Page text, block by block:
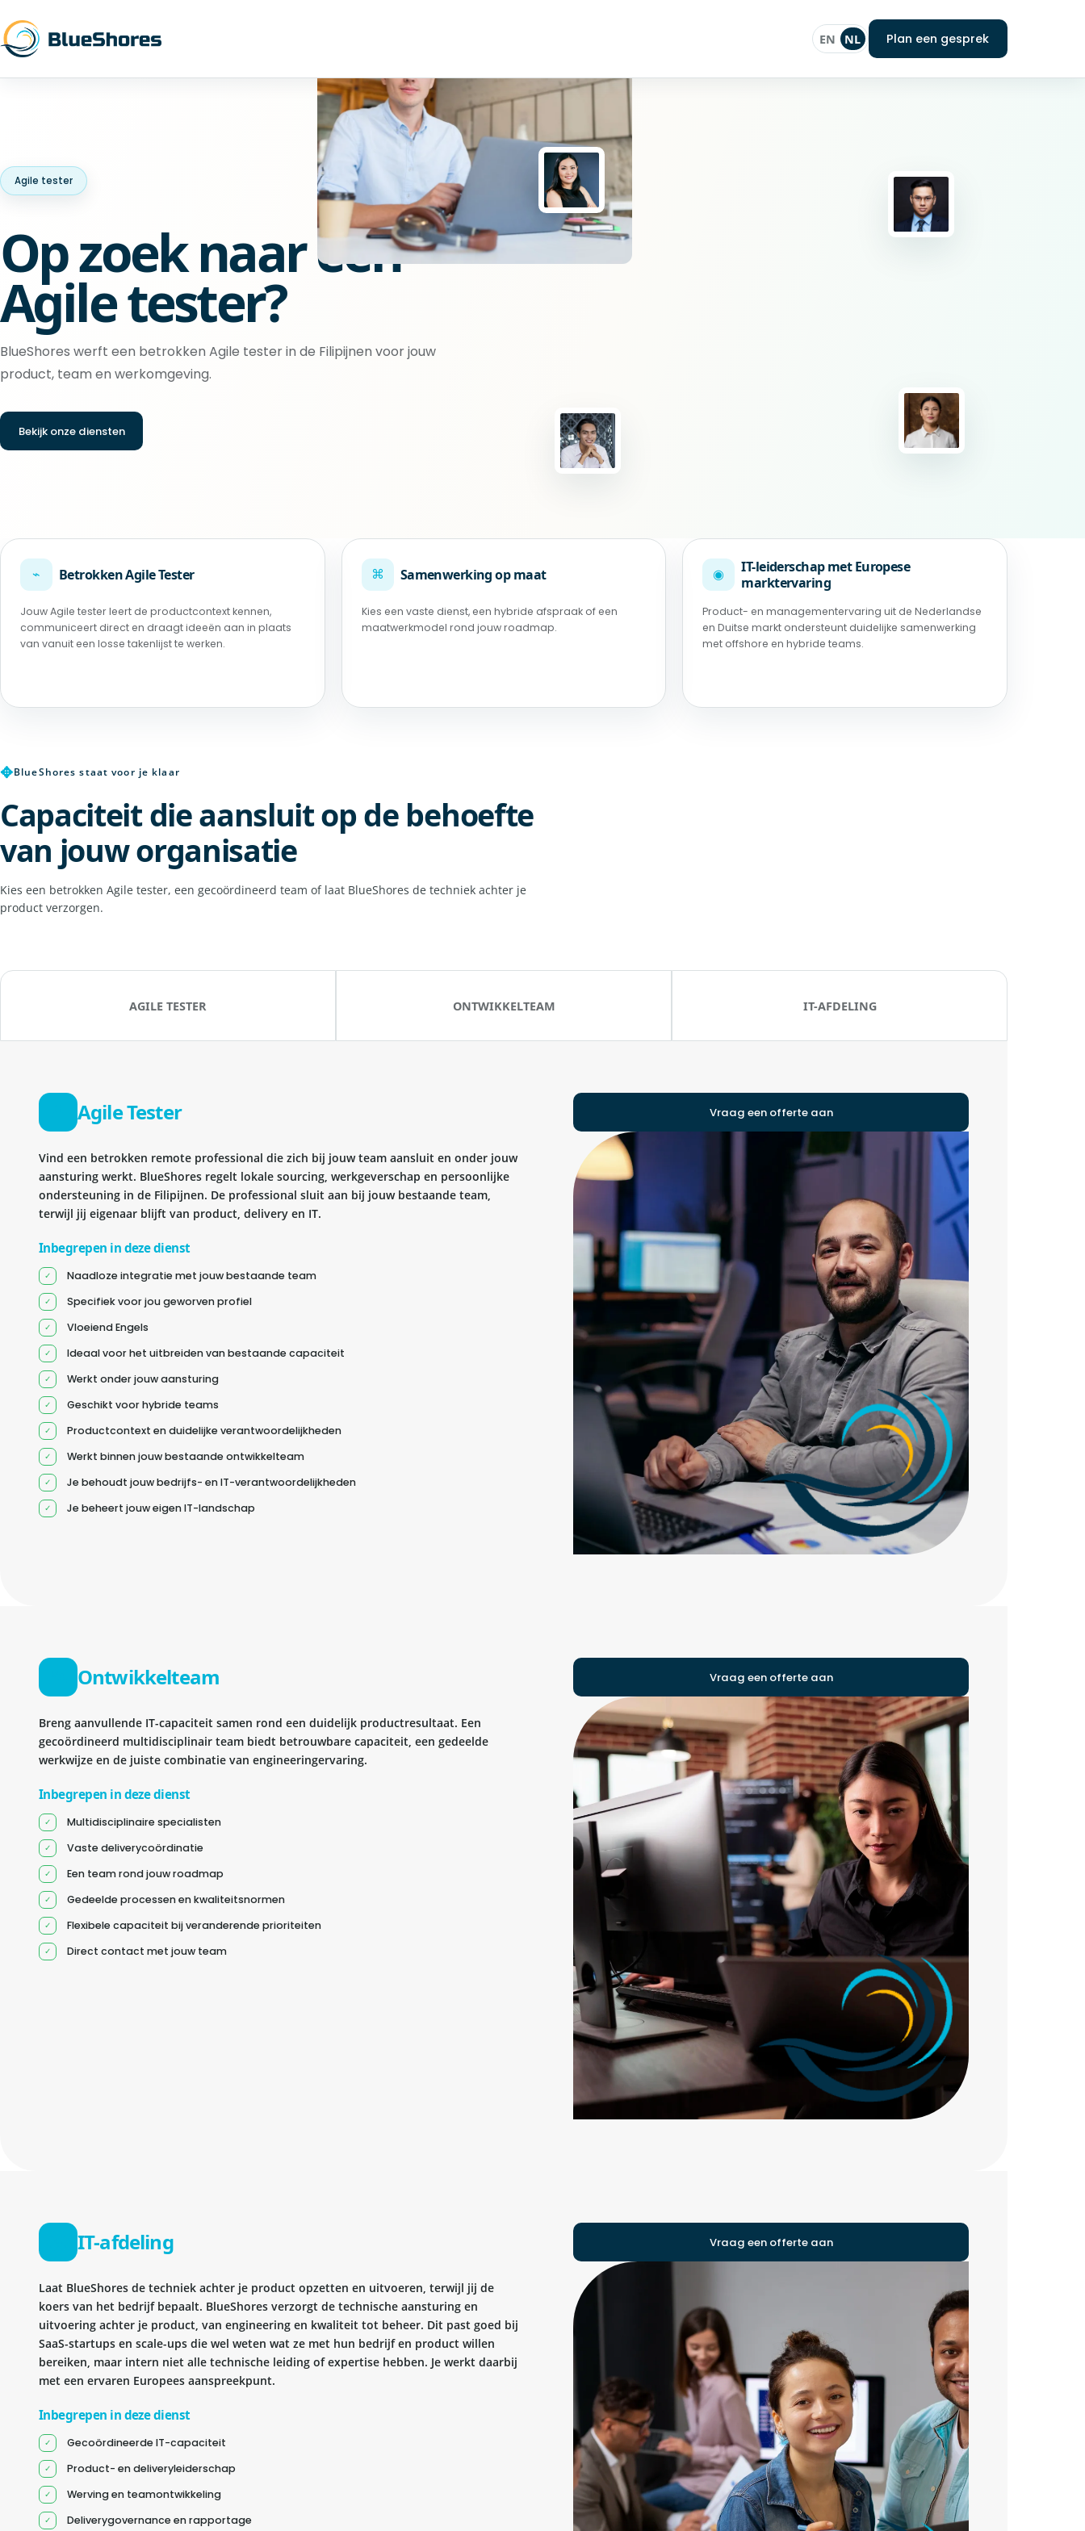
EN NL Plan een gesprek
Agile tester
Op zoek naar een
Agile tester?
BlueShores werft een betrokken Agile tester in de Filipijnen voor jouw
product, team en werkomgeving.
Bekijk onze diensten
⌁ Betrokken Agile Tester
Jouw Agile tester leert de productcontext kennen,
communiceert direct en draagt ideeën aan in plaats
van vanuit een losse takenlijst te werken.
⌘ Samenwerking op maat
Kies een vaste dienst, een hybride afspraak of een
maatwerkmodel rond jouw roadmap.
◉
IT-leiderschap met Europese
marktervaring
Product- en managementervaring uit de Nederlandse
en Duitse markt ondersteunt duidelijke samenwerking
met offshore en hybride teams.
✥BlueShores staat voor je klaar
Capaciteit die aansluit op de behoefte
van jouw organisatie
Kies een betrokken Agile tester, een gecoördineerd team of laat BlueShores de techniek achter je
product verzorgen.
AGILE TESTER ONTWIKKELTEAM IT-AFDELING
Agile Tester
Vind een betrokken remote professional die zich bij jouw team aansluit en onder jouw
aansturing werkt. BlueShores regelt lokale sourcing, werkgeverschap en persoonlijke
ondersteuning in de Filipijnen. De professional sluit aan bij jouw bestaande team,
terwijl jij eigenaar blijft van product, delivery en IT.
Inbegrepen in deze dienst
Naadloze integratie met jouw bestaande team
Specifiek voor jou geworven profiel
Vloeiend Engels
Ideaal voor het uitbreiden van bestaande capaciteit
Werkt onder jouw aansturing
Geschikt voor hybride teams
Productcontext en duidelijke verantwoordelijkheden
Werkt binnen jouw bestaande ontwikkelteam
Je behoudt jouw bedrijfs- en IT-verantwoordelijkheden
Je beheert jouw eigen IT-landschap
Vraag een offerte aan
Ontwikkelteam
Breng aanvullende IT-capaciteit samen rond een duidelijk productresultaat. Een
gecoördineerd multidisciplinair team biedt betrouwbare capaciteit, een gedeelde
werkwijze en de juiste combinatie van engineeringervaring.
Inbegrepen in deze dienst
Multidisciplinaire specialisten
Vaste deliverycoördinatie
Een team rond jouw roadmap
Gedeelde processen en kwaliteitsnormen
Flexibele capaciteit bij veranderende prioriteiten
Direct contact met jouw team
Vraag een offerte aan
IT-afdeling
Laat BlueShores de techniek achter je product opzetten en uitvoeren, terwijl jij de
koers van het bedrijf bepaalt. BlueShores verzorgt de technische aansturing en
uitvoering achter je product, van engineering en kwaliteit tot beheer. Dit past goed bij
SaaS-startups en scale-ups die wel weten wat ze met hun bedrijf en product willen
bereiken, maar intern niet alle technische leiding of expertise hebben. Je werkt daarbij
met een ervaren Europees aanspreekpunt.
Inbegrepen in deze dienst
Gecoördineerde IT-capaciteit
Product- en deliveryleiderschap
Werving en teamontwikkeling
Deliverygovernance en rapportage
Vraag een offerte aan